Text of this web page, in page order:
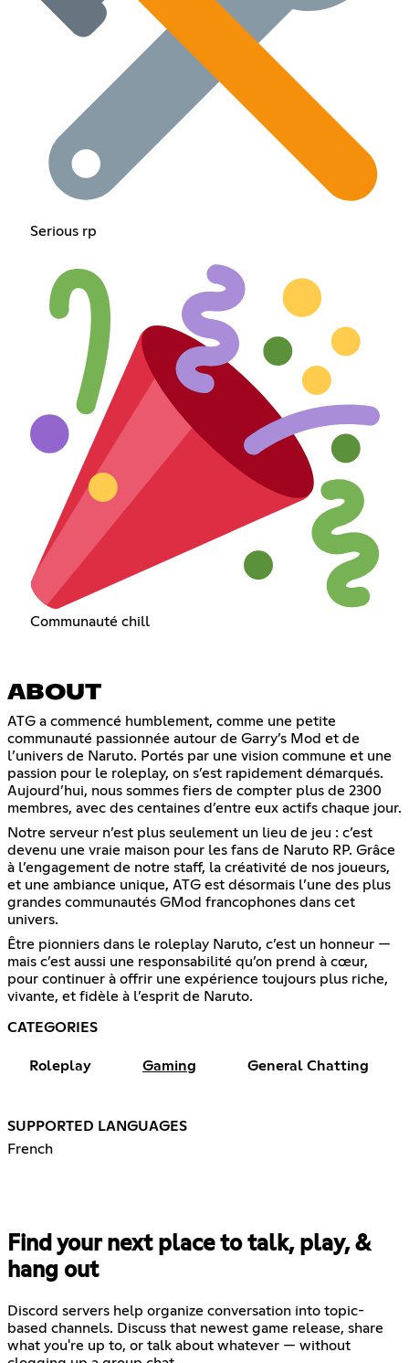
Serious rp
Communauté chill
ABOUT
ATG a commencé humblement, comme une petite
communauté passionnée autour de Garry’s Mod et de
l’univers de Naruto. Portés par une vision commune et une
passion pour le roleplay, on s’est rapidement démarqués.
Aujourd’hui, nous sommes fiers de compter plus de 2300
membres, avec des centaines d’entre eux actifs chaque jour.
Notre serveur n’est plus seulement un lieu de jeu : c’est
devenu une vraie maison pour les fans de Naruto RP. Grâce
à l’engagement de notre staff, la créativité de nos joueurs,
et une ambiance unique, ATG est désormais l’une des plus
grandes communautés GMod francophones dans cet
univers.
Être pionniers dans le roleplay Naruto, c’est un honneur —
mais c’est aussi une responsabilité qu’on prend à cœur,
pour continuer à offrir une expérience toujours plus riche,
vivante, et fidèle à l’esprit de Naruto.
CATEGORIES
Roleplay Gaming General Chatting
SUPPORTED LANGUAGES
French
Find your next place to talk, play, &
hang out
Discord servers help organize conversation into topic-
based channels. Discuss that newest game release, share
what you're up to, or talk about whatever — without